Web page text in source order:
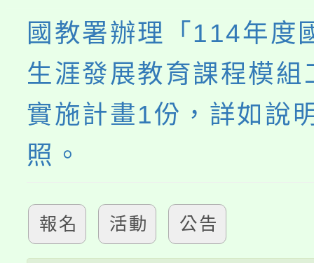
國教署辦理「114年度
生涯發展教育課程模組
實施計畫1份，詳如說
照。
報名 活動 公告